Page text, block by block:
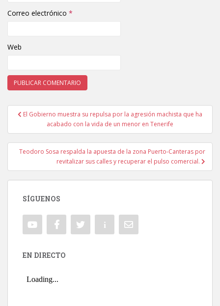
Correo electrónico *
Web
Navegación de entradas
El Gobierno muestra su repulsa por la agresión machista que ha
acabado con la vida de un menor en Tenerife
Teodoro Sosa respalda la apuesta de la zona Puerto-Canteras por
revitalizar sus calles y recuperar el pulso comercial.
SÍGUENOS
EN DIRECTO